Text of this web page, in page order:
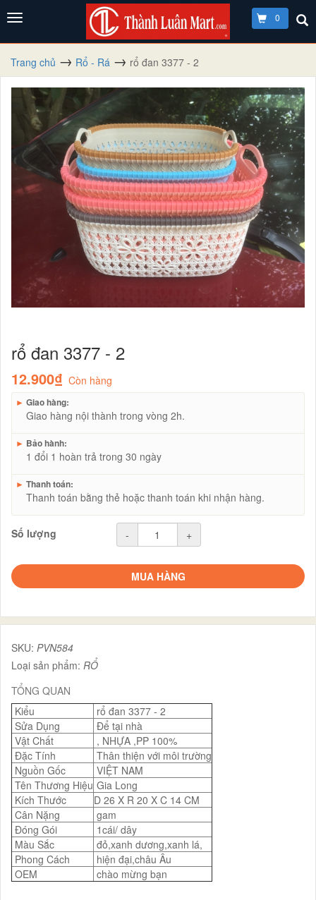
0
Trang chủ Rổ - Rá rổ đan 3377 - 2
rổ đan 3377 - 2
12.900₫ Còn hàng
► Giao hàng:
Giao hàng nội thành trong vòng 2h.
► Bảo hành:
1 đổi 1 hoàn trả trong 30 ngày
► Thanh toán:
Thanh toán bằng thẻ hoặc thanh toán khi nhận hàng.
Số lượng - +
MUA HÀNG
SKU: PVN584
Loại sản phẩm: RỔ
TỔNG QUAN
Kiểu
rổ đan 3377 - 2
Sửa Dụng
Để tại nhà
Vật Chất
, NHỰA ,PP 100%
Đặc Tính
Thân thiện với môi trường
Nguồn Gốc
VIỆT NAM
Tên Thương Hiệu Gia Long
Kích Thước
D 26 X R 20 X C 14 CM
Cân Nặng
gam
Đóng Gói
1cái/ dây
Màu Sắc
đỏ,xanh dương,xanh lá,
Phong Cách
hiện đại,châu Âu
OEM
chào mừng bạn